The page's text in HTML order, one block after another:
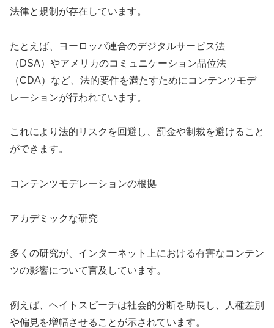
法律と規制が存在しています。
たとえば、ヨーロッパ連合のデジタルサービス法
（DSA）やアメリカのコミュニケーション品位法
（CDA）など、法的要件を満たすためにコンテンツモデ
レーションが行われています。
これにより法的リスクを回避し、罰金や制裁を避けること
ができます。
コンテンツモデレーションの根拠
アカデミックな研究
多くの研究が、インターネット上における有害なコンテン
ツの影響について言及しています。
例えば、ヘイトスピーチは社会的分断を助長し、人種差別
や偏見を増幅させることが示されています。